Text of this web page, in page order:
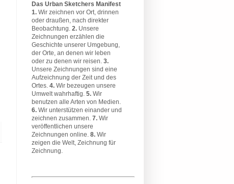
Das Urban Sketchers Manifest
1. Wir zeichnen vor Ort, drinnen
oder draußen, nach direkter
Beobachtung. 2. Unsere
Zeichnungen erzählen die
Geschichte unserer Umgebung,
der Orte, an denen wir leben
oder zu denen wir reisen. 3.
Unsere Zeichnungen sind eine
Aufzeichnung der Zeit und des
Ortes. 4. Wir bezeugen unsere
Umwelt wahrhaftig. 5. Wir
benutzen alle Arten von Medien.
6. Wir unterstützen einander und
zeichnen zusammen. 7. Wir
veröffentlichen unsere
Zeichnungen online. 8. Wir
zeigen die Welt, Zeichnung für
Zeichnung.